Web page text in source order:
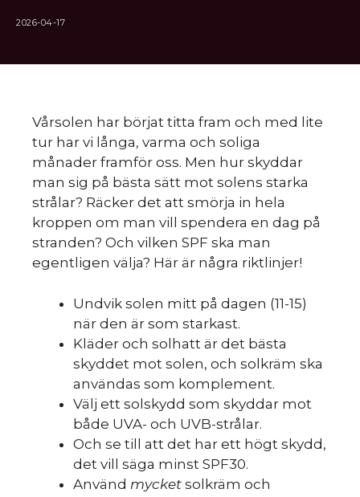
2026-04-17
Vårsolen har börjat titta fram och med lite
tur har vi långa, varma och soliga
månader framför oss. Men hur skyddar
man sig på bästa sätt mot solens starka
strålar? Räcker det att smörja in hela
kroppen om man vill spendera en dag på
stranden? Och vilken SPF ska man
egentligen välja? Här är några riktlinjer!
Undvik solen mitt på dagen (11-15)
när den är som starkast.
Kläder och solhatt är det bästa
skyddet mot solen, och solkräm ska
användas som komplement.
Välj ett solskydd som skyddar mot
både UVA- och UVB-strålar.
Och se till att det har ett högt skydd,
det vill säga minst SPF30.
Använd mycket solkräm och